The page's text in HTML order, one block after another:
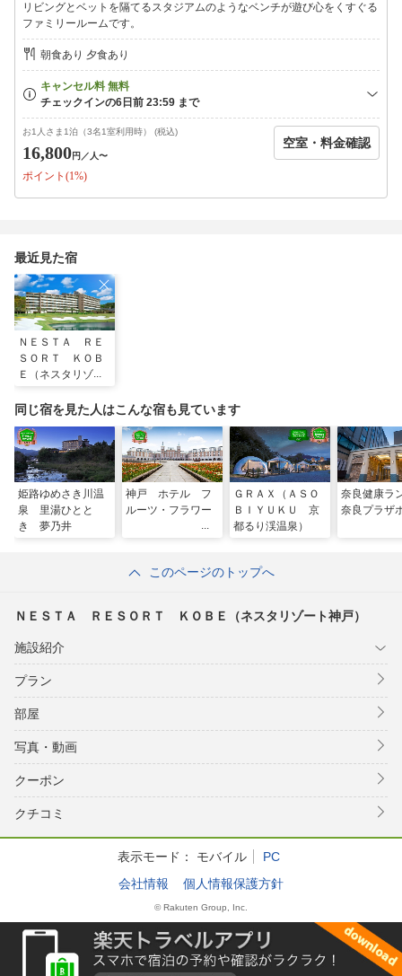
リビングとベットを隔てるスタジアムのようなベンチが遊び心をくすぐる
ファミリールームです。
朝食あり 夕食あり
お1人さま1泊（3名1室利用時） (税込)
16,800円 ／人〜
ポイント(1%)
空室・料金確認
最近見た宿
ＮＥＳＴＡ ＲＥ
ＳＯＲＴ ＫＯＢ
Ｅ（ネスタリゾー
同じ宿を見た人はこんな宿も見ています
姫路ゆめさき川温
泉 里湯ひとと
き 夢乃井
神戸 ホテル フ
ルーツ・フラワー
ＧＲＡＸ（ＡＳＯ
ＢＩＹＵＫＵ 京
都るり渓温泉）
奈良健康ラ
奈良プラザ
このページのトップへ
ＮＥＳＴＡ ＲＥＳＯＲＴ ＫＯＢＥ（ネスタリゾート神戸）
施設紹介
プラン
部屋
写真・動画
クーポン
クチコミ
表示モード： モバイル
PC
会社情報
個人情報保護方針
© Rakuten Group, Inc.